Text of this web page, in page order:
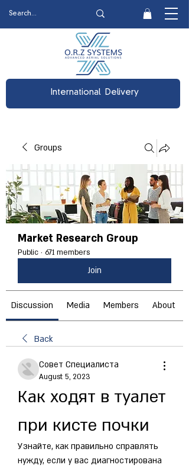
International Delivery
Groups
Market Research Group
Public · 671 members
Join
Discussion Media Members About
Back
Совет Специалиста
August 5, 2023
Как ходят в туалет
при кисте почки
Узнайте, как правильно справлять
нужду, если у вас диагностирована